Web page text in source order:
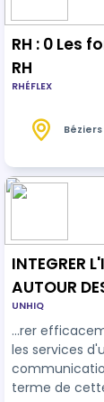
RH : 0 Les
RH
RHÉFLEX
INTEGRER
AUTOUR
SERVICES
UNHIQ
…rer
les services
terme de